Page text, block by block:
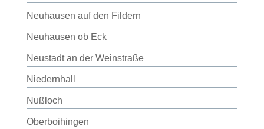
Neuhausen auf den Fildern
Neuhausen ob Eck
Neustadt an der Weinstraße
Niedernhall
Nußloch
Oberboihingen